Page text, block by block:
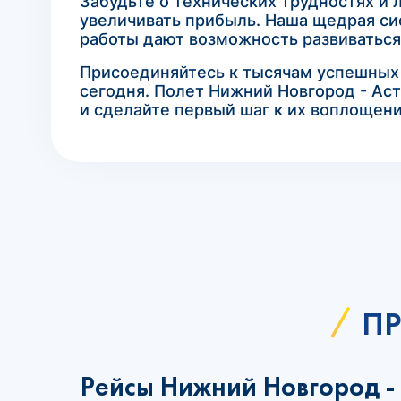
увеличивать прибыль. Наша щедрая
работы дают возможность
Присоединяйтесь к тысячам
сегодня. Полет Нижний Новгород -
и сделайте первый шаг к их
Рейсы Нижний Новгород